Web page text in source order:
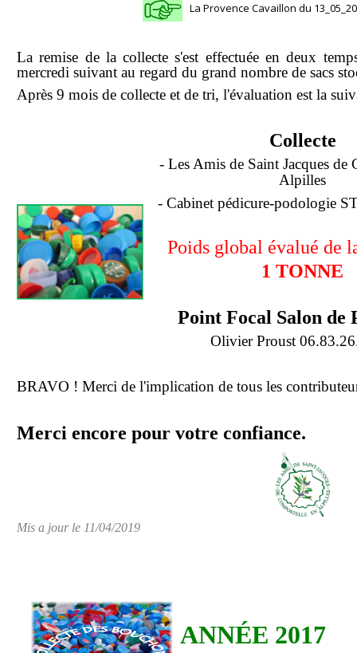
La Provence Cavaillon du
La remise de la collecte s'est effectuée en deux
mercredi suivant au regard du grand nombre de sacs
Après 9 mois de collecte et de tri, l'évaluation est la
Collecte
- Les Amis de Saint Jacques de
Alpilles
- Cabinet pédicure-podologie
Poids global évalué de
1 TONNE
Point Focal Salon de
Olivier Proust
BRAVO ! Merci de l'implication de tous les
Merci encore pour votre confiance.
Mis a jour le 11/04/2019
ANNÉE 2017